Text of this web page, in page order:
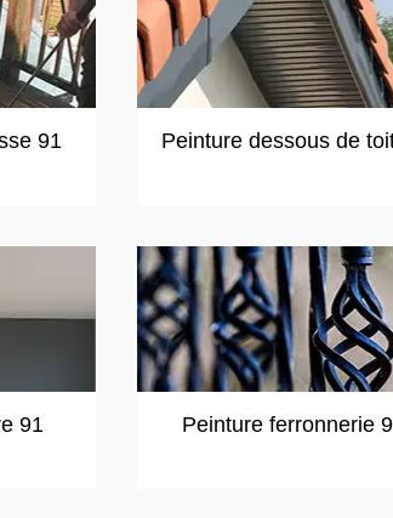
91 Peinture dessous de
91 Peinture ferronnerie